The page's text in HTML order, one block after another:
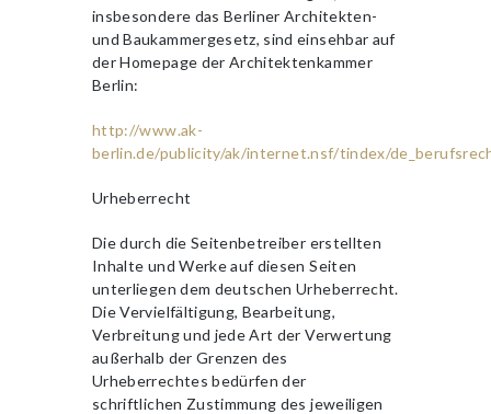
insbesondere das Berliner Architekten-
und Baukammergesetz, sind einsehbar auf
der Homepage der Architektenkammer
Berlin:
http://www.ak-
berlin.de/publicity/ak/internet.nsf/tindex/
Urheberrecht
Die durch die Seitenbetreiber erstellten
Inhalte und Werke auf diesen Seiten
unterliegen dem deutschen Urheberrecht.
Die Vervielfältigung, Bearbeitung,
Verbreitung und jede Art der Verwertung
außerhalb der Grenzen des
Urheberrechtes bedürfen der
schriftlichen Zustimmung des jeweiligen